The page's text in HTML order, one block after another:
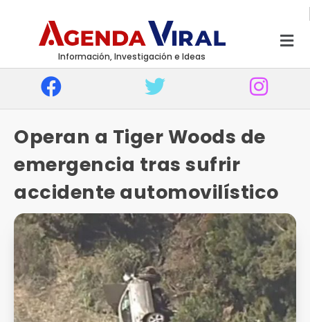
Información, Investigación e Ideas
Operan a Tiger Woods de
emergencia tras sufrir
accidente automovilístico